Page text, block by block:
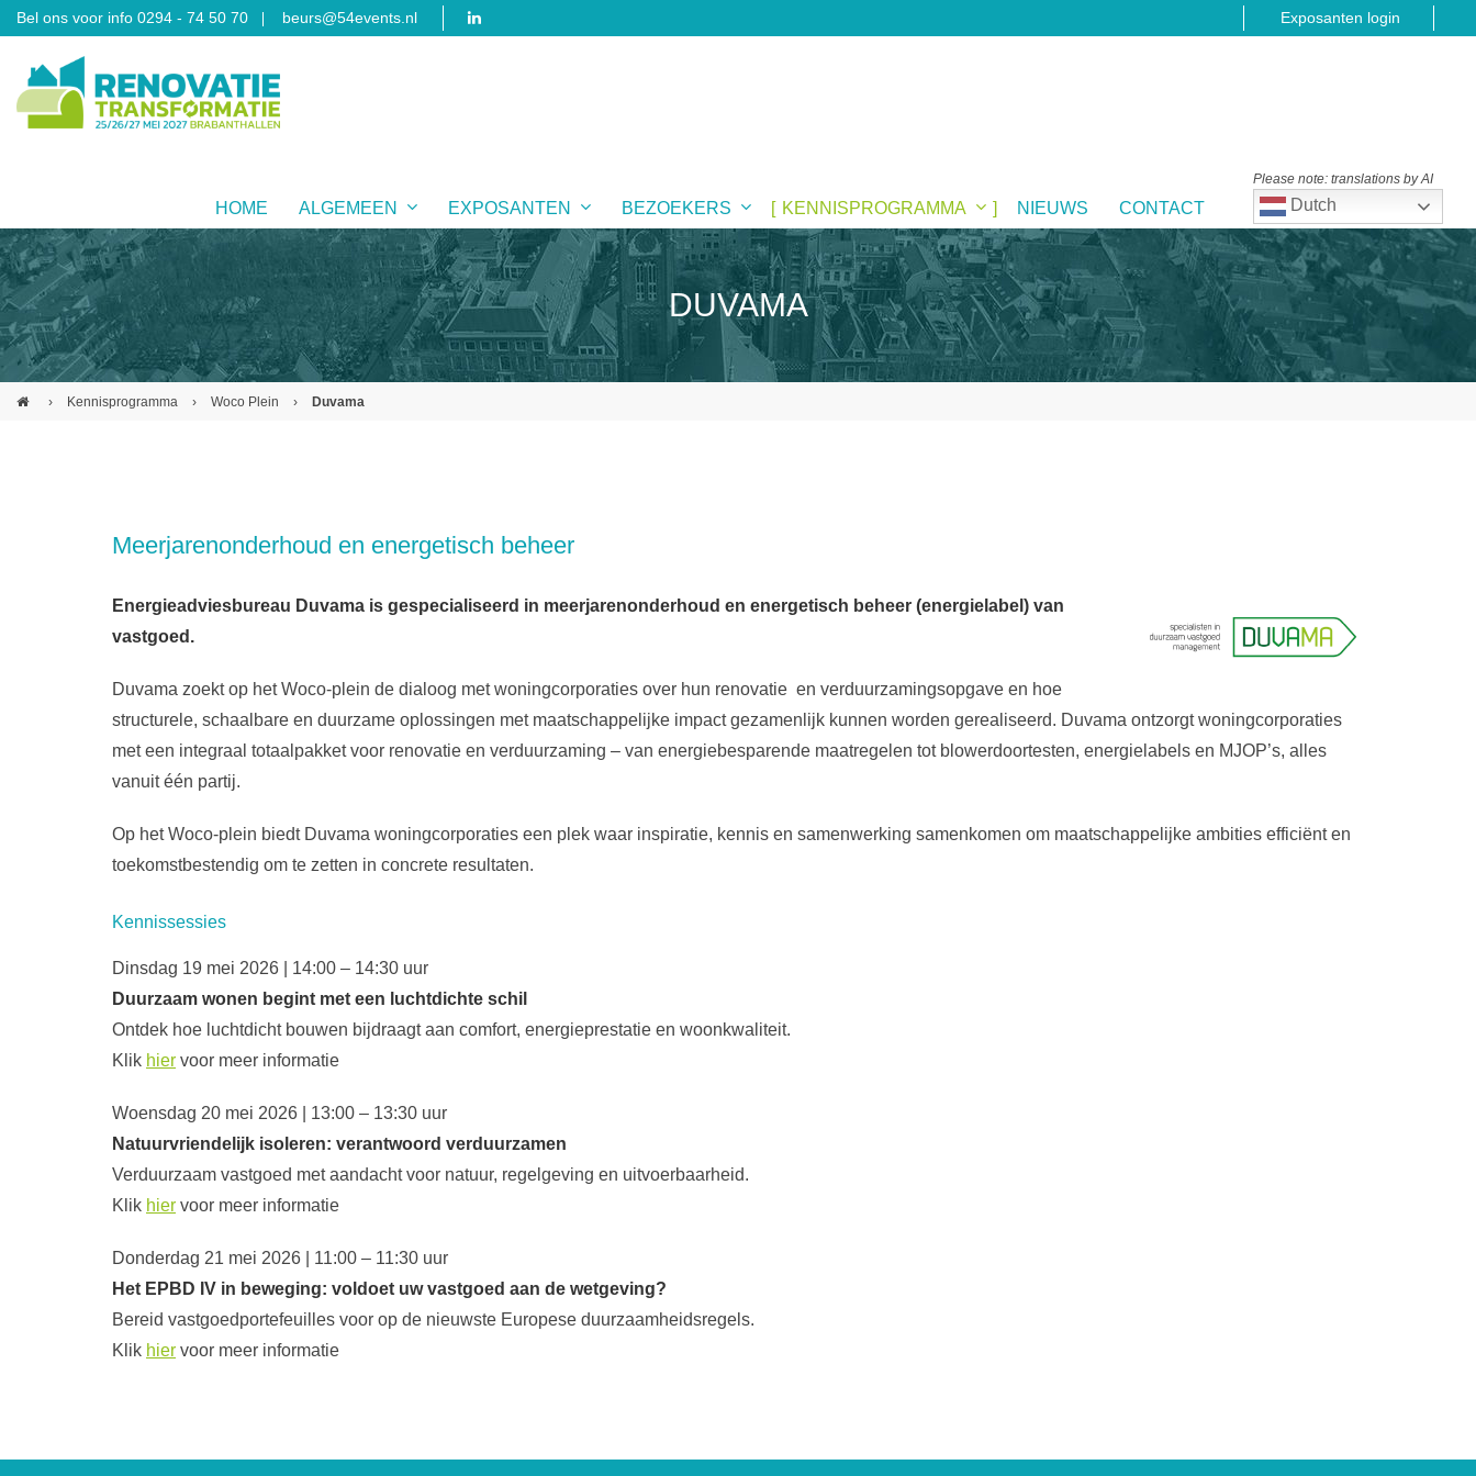
Bel ons voor info 0294 - 74 50 70 beurs@54events.nl Exposanten login
HOME ALGEMEEN EXPOSANTEN BEZOEKERS KENNISPROGRAMMA NIEUWS CONTACT Dutch
Please note: translations by AI
DUVAMA
› Kennisprogramma › Woco Plein › Duvama
Meerjarenonderhoud en energetisch beheer
Energieadviesbureau Duvama is gespecialiseerd in meerjarenonderhoud en energetisch beheer (energielabel) van
vastgoed.
Duvama zoekt op het Woco-plein de dialoog met woningcorporaties over hun renovatie en verduurzamingsopgave en hoe
structurele, schaalbare en duurzame oplossingen met maatschappelijke impact gezamenlijk kunnen worden gerealiseerd. Duvama ontzorgt woningcorporaties
met een integraal totaalpakket voor renovatie en verduurzaming – van energiebesparende maatregelen tot blowerdoortesten, energielabels en MJOP’s, alles
vanuit één partij.
Op het Woco-plein biedt Duvama woningcorporaties een plek waar inspiratie, kennis en samenwerking samenkomen om maatschappelijke ambities efficiënt en
toekomstbestendig om te zetten in concrete resultaten.
Kennissessies
Dinsdag 19 mei 2026 | 14:00 – 14:30 uur
Duurzaam wonen begint met een luchtdichte schil
Ontdek hoe luchtdicht bouwen bijdraagt aan comfort, energieprestatie en woonkwaliteit.
Klik hier voor meer informatie
Woensdag 20 mei 2026 | 13:00 – 13:30 uur
Natuurvriendelijk isoleren: verantwoord verduurzamen
Verduurzaam vastgoed met aandacht voor natuur, regelgeving en uitvoerbaarheid.
Klik hier voor meer informatie
Donderdag 21 mei 2026 | 11:00 – 11:30 uur
Het EPBD IV in beweging: voldoet uw vastgoed aan de wetgeving?
Bereid vastgoedportefeuilles voor op de nieuwste Europese duurzaamheidsregels.
Klik hier voor meer informatie